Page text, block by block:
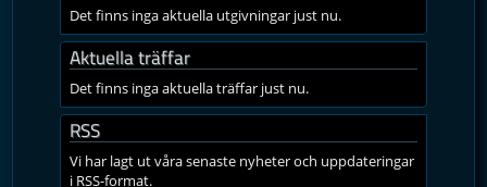
Det finns inga aktuella utgivningar just nu.
Aktuella träffar
Det finns inga aktuella träffar just nu.
RSS
Vi har lagt ut våra senaste nyheter och uppdateringar
i RSS-format.